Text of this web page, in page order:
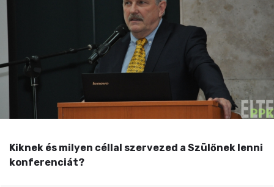
Kiknek és milyen céllal szervezed a Szülőnek lenni
konferenciát?